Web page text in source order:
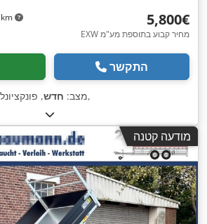
‏5,800 ‏€
EXW מחיר קבוע בתוספת מע"מ
התקשר
מצב: חדש, ,
מודעה קטנה